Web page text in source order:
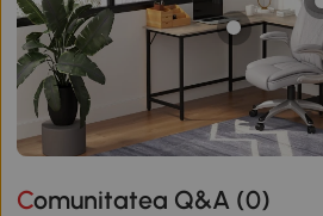
Comunitatea Q&A (0)